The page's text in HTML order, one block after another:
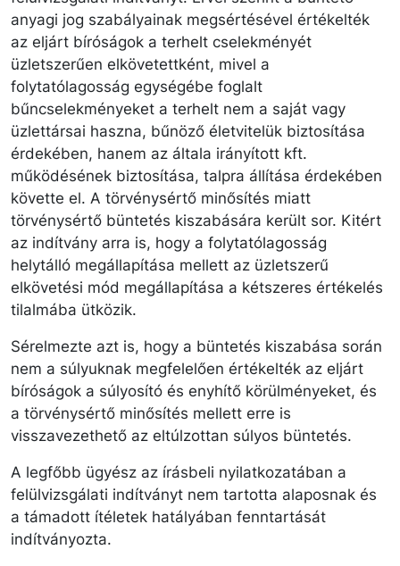
anyagi jog szabályainak megsértésével értékelték
az eljárt bíróságok a terhelt cselekményét
üzletszerűen elkövetettként, mivel a
folytatólagosság egységébe foglalt
bűncselekményeket a terhelt nem a saját vagy
üzlettársai haszna, bűnöző életvitelük biztosítása
érdekében, hanem az általa irányított kft.
működésének biztosítása, talpra állítása érdekében
követte el. A törvénysértő minősítés miatt
törvénysértő büntetés kiszabására került sor. Kitért
az indítvány arra is, hogy a folytatólagosság
helytálló megállapítása mellett az üzletszerű
elkövetési mód megállapítása a kétszeres értékelés
tilalmába ütközik.
Sérelmezte azt is, hogy a büntetés kiszabása során
nem a súlyuknak megfelelően értékelték az eljárt
bíróságok a súlyosító és enyhítő körülményeket, és
a törvénysértő minősítés mellett erre is
visszavezethető az eltúlzottan súlyos büntetés.
A legfőbb ügyész az írásbeli nyilatkozatában a
felülvizsgálati indítványt nem tartotta alaposnak és
a támadott ítéletek hatályában fenntartását
indítványozta.